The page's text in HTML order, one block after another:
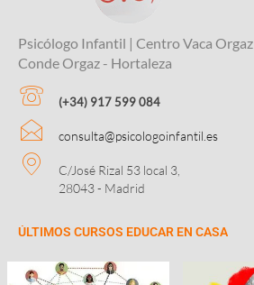
Psicólogo Infantil | Centro Vaca Orgaz
Conde Orgaz - Hortaleza
(+34) 917 599 084
consulta@psicologoinfantil.es
C/José Rizal 53 local 3,
28043 - Madrid
ÚLTIMOS CURSOS EDUCAR EN CASA